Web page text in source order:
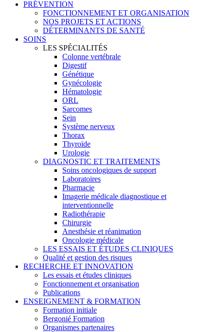
PRÉVENTION
FONCTIONNEMENT ET ORGANISATION
NOS PROJETS ET ACTIONS
DÉTERMINANTS DE SANTÉ
SOINS
LES SPÉCIALITÉS
Colonne vertébrale
Digestif
Génétique
Gynécologie
Hématologie
ORL
Sarcomes
Sein
Système nerveux
Thorax
Thyroïde
Urologie
DIAGNOSTIC ET TRAITEMENTS
Soins oncologiques de support
Laboratoires
Pharmacie
Imagerie médicale diagnostique et
interventionnelle
Radiothérapie
Chirurgie
Anesthésie et réanimation
Oncologie médicale
LES ESSAIS ET ÉTUDES CLINIQUES
Qualité et gestion des risques
RECHERCHE ET INNOVATION
Les essais et études cliniques
Fonctionnement et organisation
Publications
ENSEIGNEMENT & FORMATION
Formation initiale
Bergonié Formation
Organismes partenaires